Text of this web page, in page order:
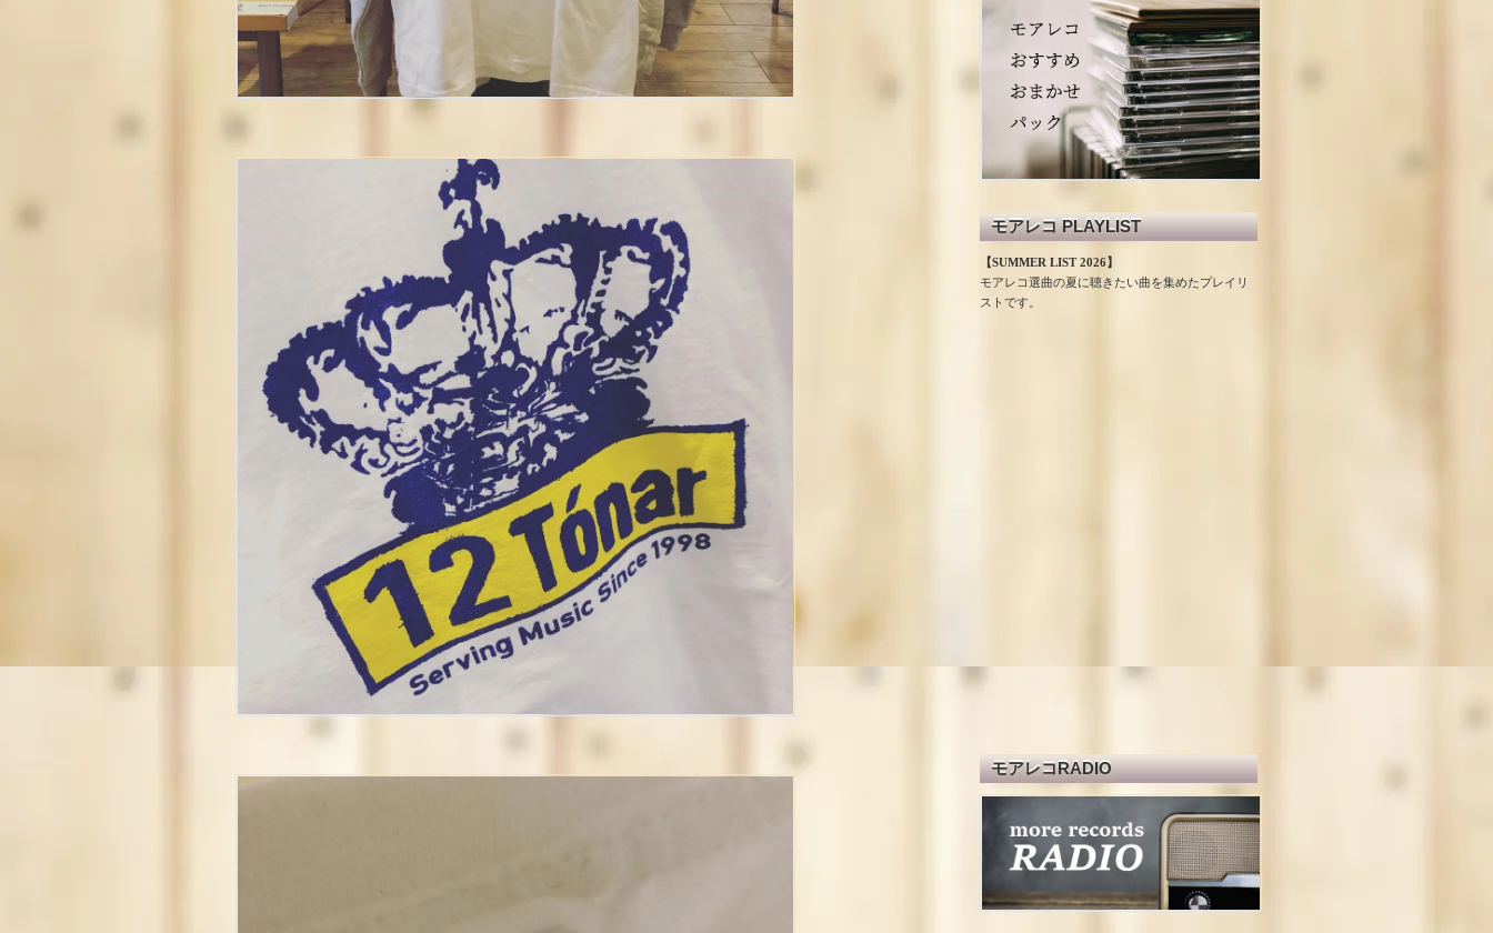
モアレコ PLAYLIST
【SUMMER LIST 2026】
モアレコ選曲の夏に聴きたい曲を集めたプレイリ
ストです。
モアレコRADIO